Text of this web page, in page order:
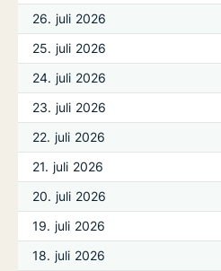
26. juli 2026
25. juli 2026
24. juli 2026
23. juli 2026
22. juli 2026
21. juli 2026
20. juli 2026
19. juli 2026
18. juli 2026